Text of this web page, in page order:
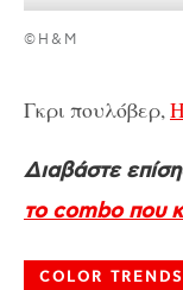
©H&M
Γκρι πουλόβερ,
Διαβάστε
το combo που
COLOR TRENDS